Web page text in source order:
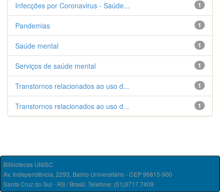
1
Infecções por Coronavirus - Saúde...
1
Pandemias
1
Saúde mental
1
Serviços de saúde mental
1
Transtornos relacionados ao uso d...
1
Transtornos relacionados ao uso d...
Bibliotecas UNISC
Av. Independência, 2293, Bairro Universitário - CEP 96815-900
Santa Cruz do Sul - RS / Brasil. Telefone: (51)3717.7409